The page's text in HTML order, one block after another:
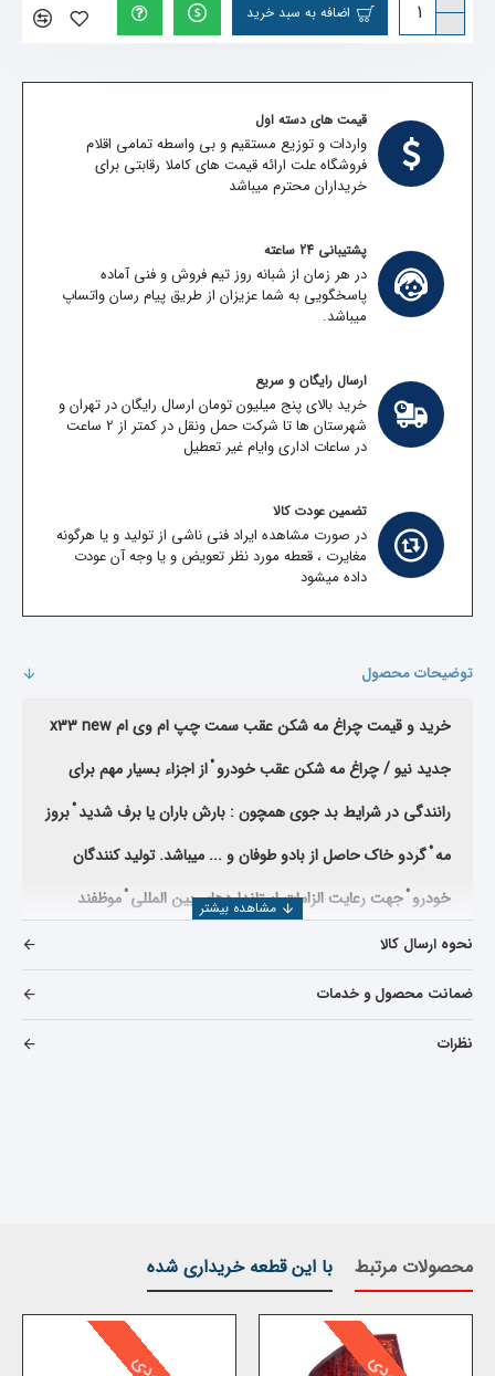
اضافه به سبد خرید
قیمت های دسته اول
واردات و توزیع مستقیم و بی واسطه تمامی اقلام
فروشگاه علت ارائه قیمت های کاملا رقابتی برای
خریداران محترم میباشد
پشتیبانی 24 ساعته
در هر زمان از شبانه روز تیم فروش و فنی آماده
پاسخگویی به شما عزیزان از طریق پیام رسان واتساپ
میباشد.
ارسال رایگان و سریع
خرید بالای پنج میلیون تومان ارسال رایگان در تهران و
شهرستان ها تا شرکت حمل ونقل در کمتر از 2 ساعت
در ساعات اداری وایام غیر تعطیل
تضمین عودت کالا
در صورت مشاهده ایراد فنی ناشی از تولید و یا هرگونه
مغایرت ، قعطه مورد نظر تعویض و یا وجه آن عودت
داده میشود
توضیحات محصول
خرید و قیمت چراغ مه شکن عقب سمت چپ ام وی ام x33 new
جدید نیو/چراغ مه شکن عقب خودرو ْ از اجزاء بسیار مهم برای
رانندگی در شرایط بد جوی همچون : بارش باران یا برف شدید ْ بروز
مه ْ گردو خاک حاصل از بادو طوفان و ... میباشد.تولید کنندگان
خودرو ْ جهت رعایت الزامات استانداردهای بین المللی ْ موظفند
چراغ های عقب خودرو (‌چراغ های خطر )‌ را به گونه ای طراحی
کنند که
نور چراغ عقب برای راننده خودرویی که از پشت به ماشین
نزدیک می شود ناراحت کننده نبوده و باعث بهم ریختن تمرکز آن
چراغ مه شکن عقب با مکانیسمتولید نور با پرتو مستیقم میباشد و
در زمانی که شعاع دید راننده بعلت بروز عوامل جوی کاهش پیدا
نحوه ارسال کالا
ضمانت محصول و خدمات
نظرات
محصولات مرتبط با این قطعه خریداری شده